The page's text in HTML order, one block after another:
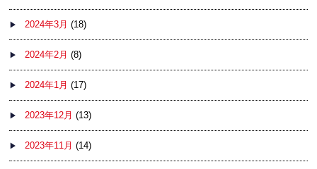
2024年3月 (18)
2024年2月 (8)
2024年1月 (17)
2023年12月 (13)
2023年11月 (14)